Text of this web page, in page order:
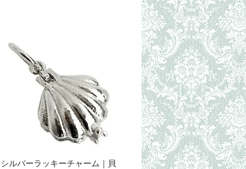
シルバーラッキーチャーム｜貝